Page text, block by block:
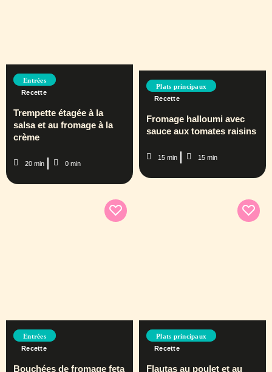
Entrées
Recette
Trempette étagée à la
salsa et au fromage à la
crème
20 min 0 min
Plats principaux
Recette
Fromage halloumi avec
sauce aux tomates raisins
15 min 15 min
Entrées
Recette
Bouchées de fromage feta
Plats principaux
Recette
Flautas au poulet et au